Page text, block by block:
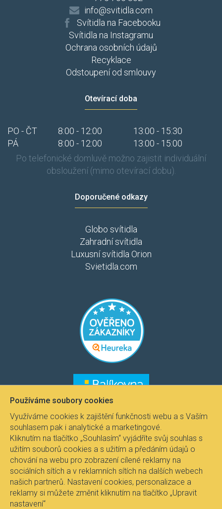
info@svitidla.com
Svítidla na Facebooku
Svítidla na Instagramu
Ochrana osobních údajů
Recyklace
Odstoupení od smlouvy
Otevírací doba
PO - ČT 8:00 - 12:00
13:00 - 15:30
PÁ
8:00 - 12:00
13:00 - 15:00
Po telefonické domluvě možno zajistit individuální
obsloužení (mimo otevírací dobu).
Doporučené odkazy
Globo svítidla
Zahradní svítidla
Luxusní svítidla Orion
Svietidla.com
Používáme soubory cookies
Využíváme cookies k zajištění funkčnosti webu a s Vaším
souhlasem pak i analytické a marketingové.
Kliknutím na tlačítko „Souhlasím“ vyjádříte svůj souhlas s
užitím souborů cookies a s užitím a předáním údajů o
chování na webu pro zobrazení cílené reklamy na
sociálních sítích a v reklamních sítích na dalších webech
našich partnerů. Nastavení cookies, personalizace a
reklamy si můžete změnit kliknutím na tlačítko „Upravit
nastavení“